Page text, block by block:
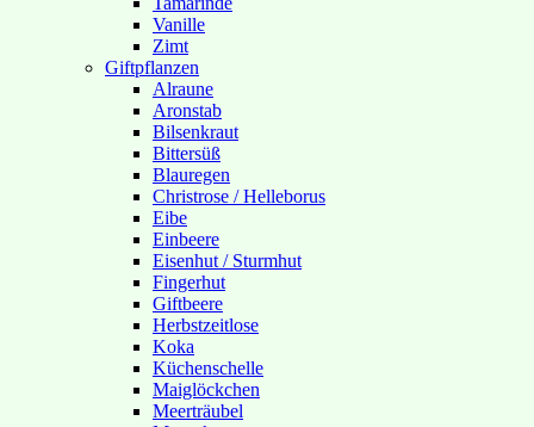
Vanille
Zimt
Giftpflanzen
Alraune
Aronstab
Bilsenkraut
Bittersüß
Blauregen
Christrose / Helleborus
Eibe
Einbeere
Eisenhut / Sturmhut
Fingerhut
Giftbeere
Herbstzeitlose
Koka
Küchenschelle
Maiglöckchen
Meerträubel